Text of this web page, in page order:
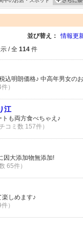
並び替え： 情報更
/ 全 114 件
込明朗価格♪ 中高年男女の
）
江
も両方食べちゃえ♪
コミ数 157件）
因大添加物無添加!
65件）
しめます♪
）